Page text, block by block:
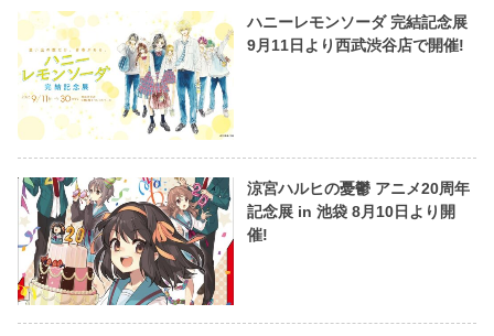
ハニーレモンソーダ 完結記念展
9月11日より西武渋谷店で開催!
涼宮ハルヒの憂鬱 アニメ20周年
記念展 in 池袋 8月10日より開
催!